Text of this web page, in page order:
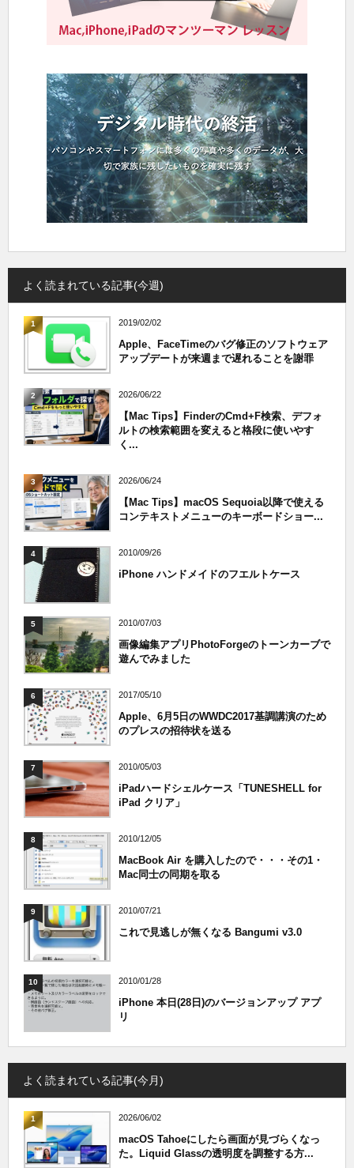
よく読まれている記事(今週)
1 2019/02/02
Apple、FaceTimeのバグ修正のソフトウェア
アップデートが来週まで遅れることを謝罪
2 2026/06/22
【Mac Tips】FinderのCmd+F検索、デフォ
ルトの検索範囲を変えると格段に使いやす
く...
3 2026/06/24
【Mac Tips】macOS Sequoia以降で使える
コンテキストメニューのキーボードショー...
4 2010/09/26
iPhone ハンドメイドのフエルトケース
5 2010/07/03
画像編集アプリPhotoForgeのトーンカーブで
遊んでみました
6 2017/05/10
Apple、6月5日のWWDC2017基調講演のため
のプレスの招待状を送る
7 2010/05/03
iPadハードシェルケース「TUNESHELL for
iPad クリア」
8 2010/12/05
MacBook Air を購入したので・・・その1・
Mac同士の同期を取る
9 2010/07/21
これで見逃しが無くなる Bangumi v3.0
10 2010/01/28
iPhone 本日(28日)のバージョンアップ アプ
リ
よく読まれている記事(今月)
1 2026/06/02
macOS Tahoeにしたら画面が見づらくなっ
た。Liquid Glassの透明度を調整する方...